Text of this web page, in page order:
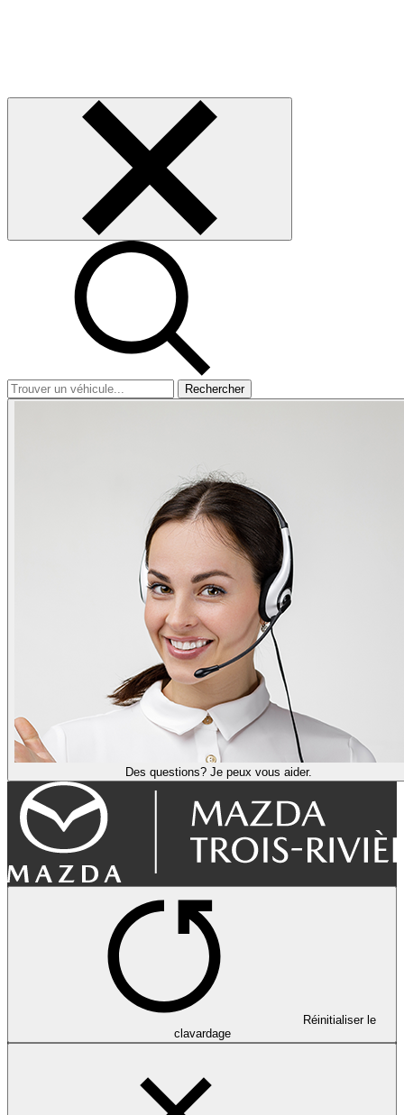
Rechercher
Des questions? Je peux vous aider.
Réinitialiser le
clavardage